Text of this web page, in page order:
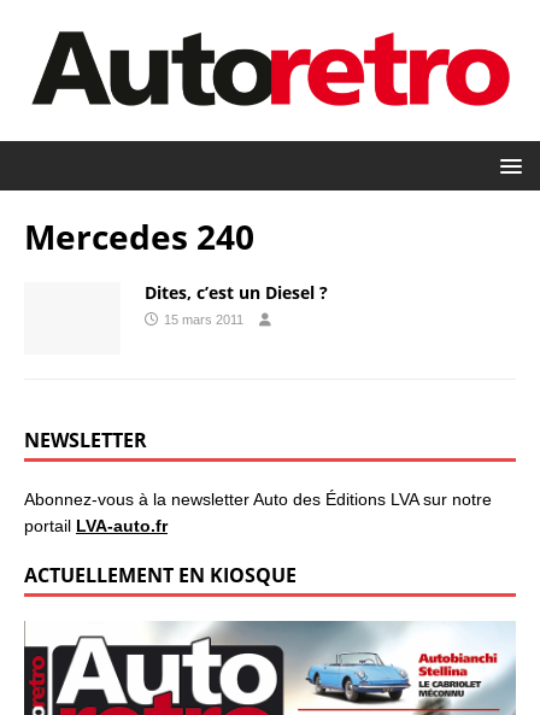
Mercedes 240
Dites, c’est un Diesel ?
15 mars 2011
NEWSLETTER
Abonnez-vous à la newsletter Auto des Éditions LVA sur notre
portail LVA-auto.fr
ACTUELLEMENT EN KIOSQUE